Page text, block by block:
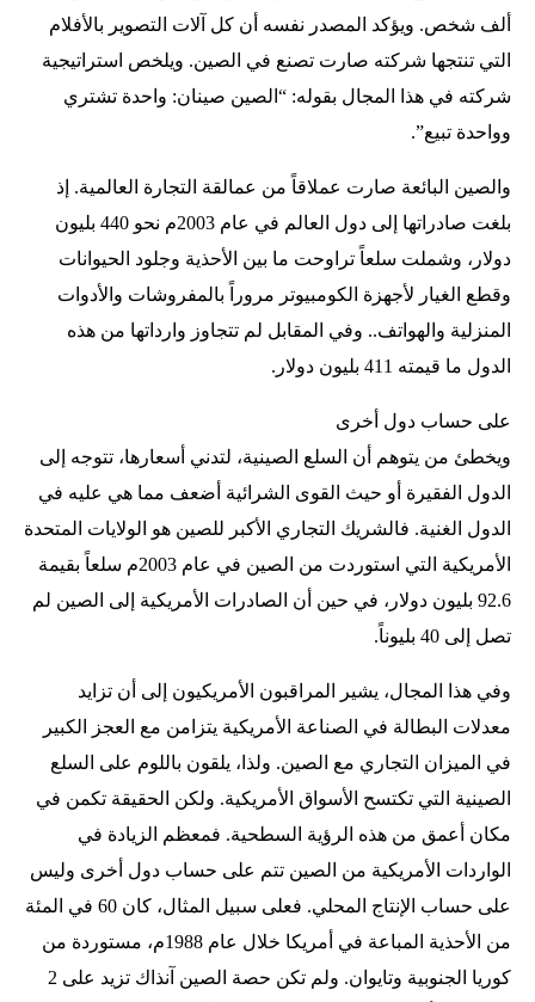
ألف شخص. ويؤكد المصدر نفسه أن كل آلات التصوير بالأفلام
التي تنتجها شركته صارت تصنع في الصين. ويلخص استراتيجية
شركته في هذا المجال بقوله: “الصين صينان: واحدة تشتري
وواحدة تبيع”.
والصين البائعة صارت عملاقاً من عمالقة التجارة العالمية. إذ
بلغت صادراتها إلى دول العالم في عام 2003م نحو 440 بليون
دولار، وشملت سلعاً تراوحت ما بين الأحذية وجلود الحيوانات
وقطع الغيار لأجهزة الكومبيوتر مروراً بالمفروشات والأدوات
المنزلية والهواتف.. وفي المقابل لم تتجاوز وارداتها من هذه
الدول ما قيمته 411 بليون دولار.
على حساب دول أخرى
ويخطئ من يتوهم أن السلع الصينية، لتدني أسعارها، تتوجه إلى
الدول الفقيرة أو حيث القوى الشرائية أضعف مما هي عليه في
الدول الغنية. فالشريك التجاري الأكبر للصين هو الولايات المتحدة
الأمريكية التي استوردت من الصين في عام 2003م سلعاً بقيمة
92.6 بليون دولار، في حين أن الصادرات الأمريكية إلى الصين لم
تصل إلى 40 بليوناً.
وفي هذا المجال، يشير المراقبون الأمريكيون إلى أن تزايد
معدلات البطالة في الصناعة الأمريكية يتزامن مع العجز الكبير
في الميزان التجاري مع الصين. ولذا، يلقون باللوم على السلع
الصينية التي تكتسح الأسواق الأمريكية. ولكن الحقيقة تكمن في
مكان أعمق من هذه الرؤية السطحية. فمعظم الزيادة في
الواردات الأمريكية من الصين تتم على حساب دول أخرى وليس
على حساب الإنتاج المحلي. فعلى سبيل المثال، كان 60 في المئة
من الأحذية المباعة في أمريكا خلال عام 1988م، مستوردة من
كوريا الجنوبية وتايوان. ولم تكن حصة الصين آنذاك تزيد على 2